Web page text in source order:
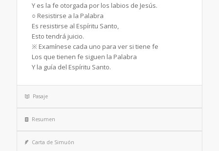
Y es la fe otorgada por los labios de Jesús.
○ Resistirse a la Palabra
Es resistirse al Espíritu Santo,
Esto tendrá juicio.
※ Examínese cada uno para ver si tiene fe
Los que tienen fe siguen la Palabra
Y la guía del Espíritu Santo.
Pasaje
Resumen
Carta de Simuón